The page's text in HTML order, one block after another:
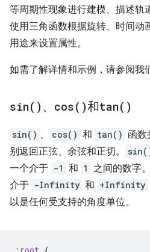
等周期性现象进行建模、描述轨
使用三角函数根据旋转、时间动
用途来设置属性。
如需了解详情和示例，请参阅我
sin( ) 、 cos( )和tan( )
sin() 、 cos() 和 tan() 函数
别返回正弦、余弦和正切。
一个介于 -1 和 1 之间的数字。
介于 -Infinity 和 +Infinity
以是任何受支持的角度单位。